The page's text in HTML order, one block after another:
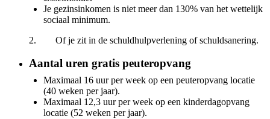
Je gezinsinkomen is niet meer dan 130% van het wettelijk
sociaal minimum.
2. Of je zit in de schuldhulpverlening of schuldsanering.
Aantal uren gratis peuteropvang
Maximaal 16 uur per week op een peuteropvang locatie
(40 weken per jaar).
Maximaal 12,3 uur per week op een kinderdagopvang
locatie (52 weken per jaar).